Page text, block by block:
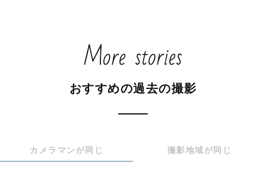
大切な人と過ごす日々は毎日がカウントダウンです。
だけど、写真になってそばにいられるように🫧
More stories
おすすめの過去の撮影
カメラマンが同じ 撮影地域が同じ